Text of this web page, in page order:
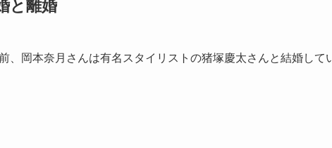
と離婚
、岡本奈月さんは有名スタイリストの猪塚慶太さんと結婚して